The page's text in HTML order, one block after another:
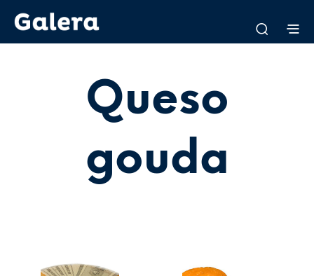
Queso
gouda